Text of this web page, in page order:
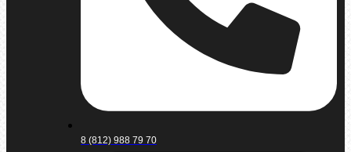
8 (812) 988 79 70